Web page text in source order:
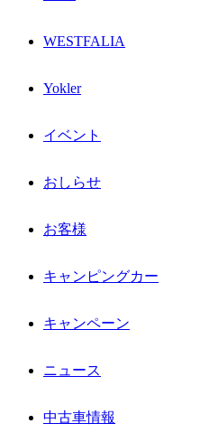
WESTFALIA
Yokler
イベント
おしらせ
お客様
キャンピングカー
キャンペーン
ニュース
中古車情報